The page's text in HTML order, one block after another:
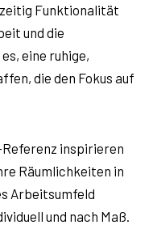
Funktionalität
und die
eine ruhige,
die den Fokus auf
Referenz inspirieren
Räumlichkeiten in
Arbeitsumfeld
und nach Maß.